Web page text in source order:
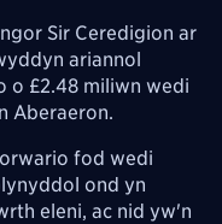
Sir Ceredigion ar
ariannol
o £2.48 miliwn wedi
Aberaeron.
fod wedi
ond yn
eleni, ac nid yw'n